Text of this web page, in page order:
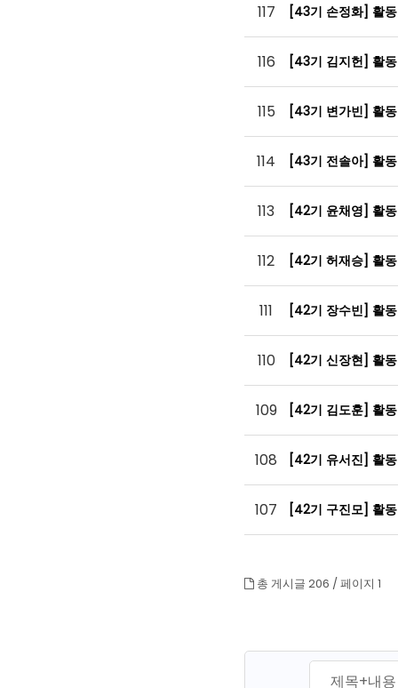
117 [43기 손정화] 활
116 [43기 김지헌] 활
115 [43기 변가빈] 활
114 [43기 전솔아] 활
113 [42기 윤채영] 활
112 [42기 허재승] 활
111 [42기 장수빈] 활
110 [42기 신장현] 활
109 [42기 김도훈] 활
108 [42기 유서진] 활
107 [42기 구진모] 활
총 게시글 206 /페이지 1